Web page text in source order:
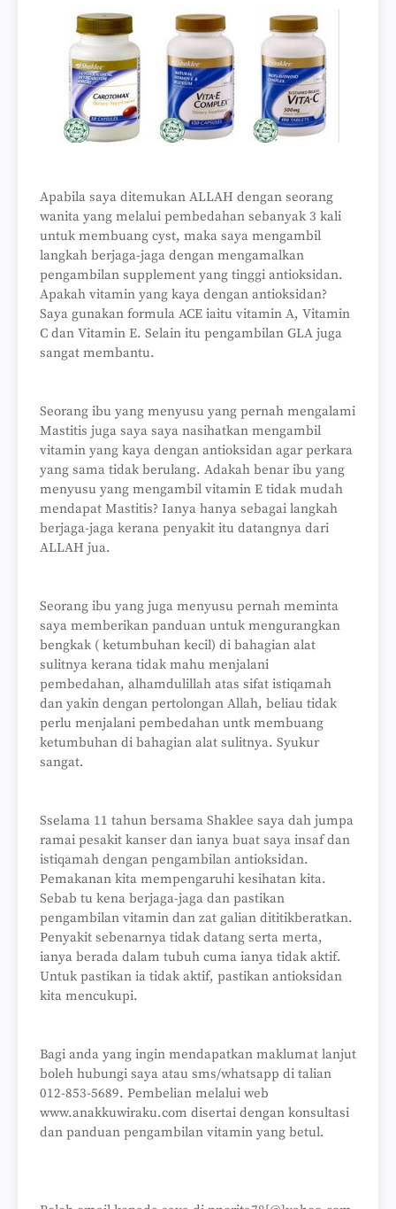
Apabila saya ditemukan ALLAH dengan seorang
wanita yang melalui pembedahan sebanyak 3 kali
untuk membuang cyst, maka saya mengambil
langkah berjaga-jaga dengan mengamalkan
pengambilan supplement yang tinggi antioksidan.
Apakah vitamin yang kaya dengan antioksidan?
Saya gunakan formula ACE iaitu vitamin A, Vitamin
C dan Vitamin E. Selain itu pengambilan GLA juga
sangat membantu.
Seorang ibu yang menyusu yang pernah mengalami
Mastitis juga saya saya nasihatkan mengambil
vitamin yang kaya dengan antioksidan agar perkara
yang sama tidak berulang. Adakah benar ibu yang
menyusu yang mengambil vitamin E tidak mudah
mendapat Mastitis? Ianya hanya sebagai langkah
berjaga-jaga kerana penyakit itu datangnya dari
ALLAH jua.
Seorang ibu yang juga menyusu pernah meminta
saya memberikan panduan untuk mengurangkan
bengkak ( ketumbuhan kecil) di bahagian alat
sulitnya kerana tidak mahu menjalani
pembedahan, alhamdulillah atas sifat istiqamah
dan yakin dengan pertolongan Allah, beliau tidak
perlu menjalani pembedahan untk membuang
ketumbuhan di bahagian alat sulitnya. Syukur
sangat.
Sselama 11 tahun bersama Shaklee saya dah jumpa
ramai pesakit kanser dan ianya buat saya insaf dan
istiqamah dengan pengambilan antioksidan.
Pemakanan kita mempengaruhi kesihatan kita.
Sebab tu kena berjaga-jaga dan pastikan
pengambilan vitamin dan zat galian dititikberatkan.
Penyakit sebenarnya tidak datang serta merta,
ianya berada dalam tubuh cuma ianya tidak aktif.
Untuk pastikan ia tidak aktif, pastikan antioksidan
kita mencukupi.
Bagi anda yang ingin mendapatkan maklumat lanjut
boleh hubungi saya atau sms/whatsapp di talian
012-853-5689. Pembelian melalui web
www.anakkuwiraku.com disertai dengan konsultasi
dan panduan pengambilan vitamin yang betul.